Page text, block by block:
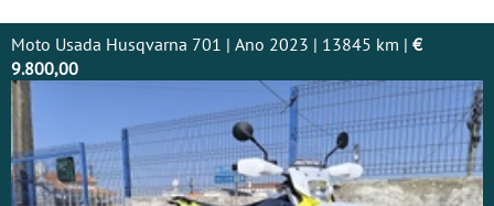
Moto Usada Husqvarna 701 | Ano 2023 | 13845 km | €
9.800,00